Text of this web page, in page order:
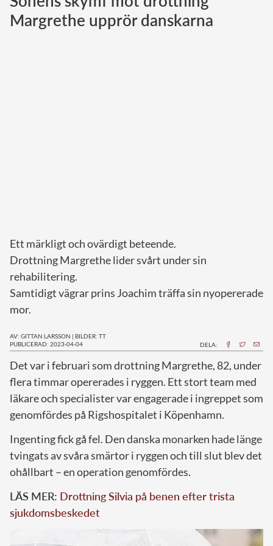
Norska kungahuset
Margrethe upprör danskarna
Ett märkligt och ovärdigt beteende.
Drottning Margrethe lider svårt under sin
rehabilitering.
Samtidigt vägrar prins Joachim träffa sin nyopererade
mor.
AV: GITTAN LARSSON | BILDER: TT
PUBLICERAD: 2023-04-04
DELA:
Det var i februari som drottning Margrethe, 82, under
flera timmar opererades i ryggen. Ett stort team med
läkare och specialister var engagerade i ingreppet som
genomfördes på Rigshospitalet i Köpenhamn.
Ingenting fick gå fel. Den danska monarken hade länge
tvingats av svåra smärtor i ryggen och till slut blev det
ohållbart – en operation genomfördes.
LÄS MER: Drottning Silvia på benen efter trista
sjukdomsbeskedet